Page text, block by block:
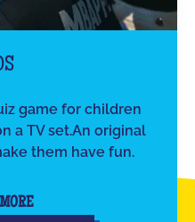
game for children
a TV set.An original
them have fun.